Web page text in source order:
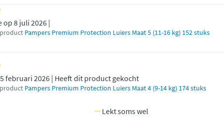
8 juli 2026 |
Pampers Premium Protection Luiers Maat 5 (11-16 kg) 152 stuks
februari 2026 | Heeft dit product gekocht
Pampers Premium Protection Luiers Maat 4 (9-14 kg) 174 stuks
Lekt soms wel